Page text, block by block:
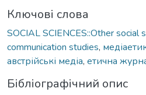
Ключові слова
SOCIAL SCIENCES::Other social
communication studies,
австрійські медіа, етична
Бібліографічний опис